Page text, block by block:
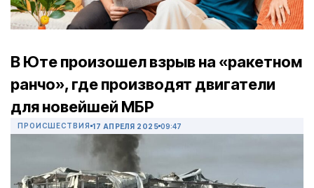
В Юте произошел взрыв на «ракетном
ранчо», где производят двигатели
для новейшей МБР
ПРОИСШЕСТВИЯ 17 АПРЕЛЯ 2025 09:47